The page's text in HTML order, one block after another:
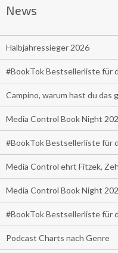
News
Halbjahressieger 2026
#BookTok Bestsellerliste für
Campino, warum hast du das
Media Control Book Night
#BookTok Bestsellerliste für
Media Control ehrt Fitzek,
Media Control Book Night
#BookTok Bestsellerliste für
Podcast Charts nach Genre